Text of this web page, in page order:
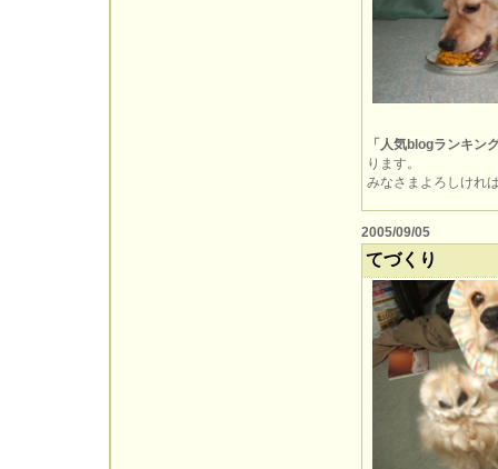
「人気blogランキン
ります。
みなさまよろしけれ
2005/09/05
てづくり